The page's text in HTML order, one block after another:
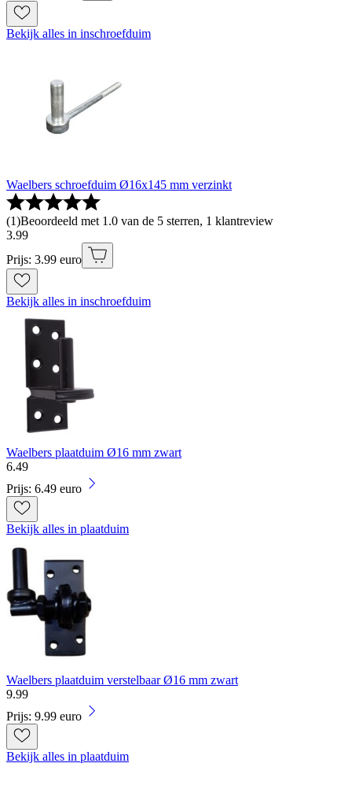
Bekijk alles in inschroefduim
Waelbers schroefduim Ø16x145 mm verzinkt
(1)Beoordeeld met 1.0 van de 5 sterren, 1 klantreview
3.99
Prijs: 3.99 euro
Bekijk alles in inschroefduim
Waelbers plaatduim Ø16 mm zwart
6.49
Prijs: 6.49 euro
Bekijk alles in plaatduim
Waelbers plaatduim verstelbaar Ø16 mm zwart
9.99
Prijs: 9.99 euro
Bekijk alles in plaatduim